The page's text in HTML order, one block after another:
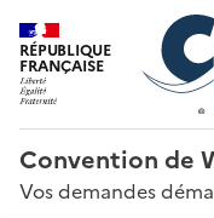
RÉPUBLIQUE
FRANÇAISE
Convention de
Vos demandes